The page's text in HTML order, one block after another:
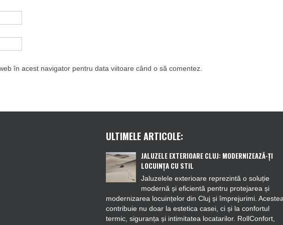
în acest navigator pentru data viitoare când o să comentez.
ULTIMELE ARTICOLE:
JALUZELE EXTERIOARE CLUJ: MODERNIZEAZĂ-ȚI
LOCUINȚA CU STIL
Jaluzelele exterioare reprezintă o soluție
modernă și eficientă pentru protejarea și
modernizarea locuințelor din Cluj și împrejurimi.
contribuie nu doar la estetica casei, ci și la confortul
termic, siguranța și intimitatea locatarilor. RollConfort,